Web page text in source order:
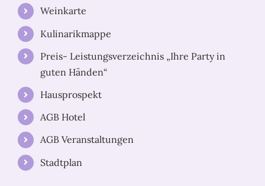
Weinkarte
Kulinarikmappe
Preis- Leistungsverzeichnis „Ihre Party in
guten Händen“
Hausprospekt
AGB Hotel
AGB Veranstaltungen
Stadtplan